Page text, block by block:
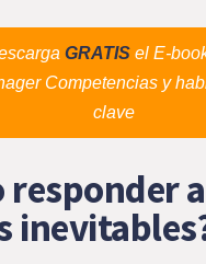
GRATISel E-
Competencias y
clave
responder